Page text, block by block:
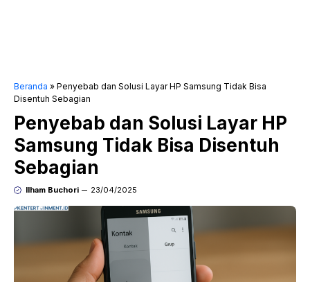
Beranda » Penyebab dan Solusi Layar HP Samsung Tidak Bisa
Disentuh Sebagian
Penyebab dan Solusi Layar HP
Samsung Tidak Bisa Disentuh
Sebagian
Ilham Buchori 23/04/2025